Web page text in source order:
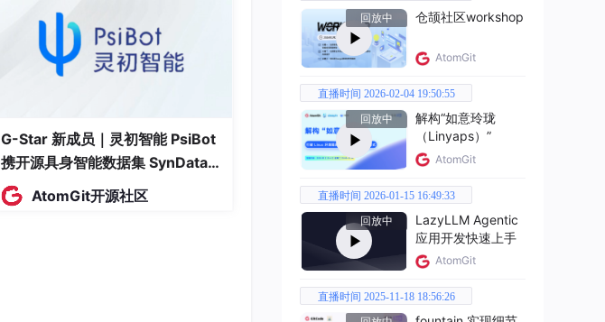
G-Star 新成员｜灵初智能 PsiBot
携开源具身智能数据集 SynData
入驻 AtomGit
AtomGit开源社区
回放中
仓颉社区workshop
AtomGit
直播时间 2026-02-04 19:50:55
回放中
解构“如意玲珑
（Linyaps）”
AtomGit
直播时间 2026-01-15 16:49:33
回放中
LazyLLM Agentic
应用开发快速上手
AtomGit
直播时间 2025-11-18 18:56:26